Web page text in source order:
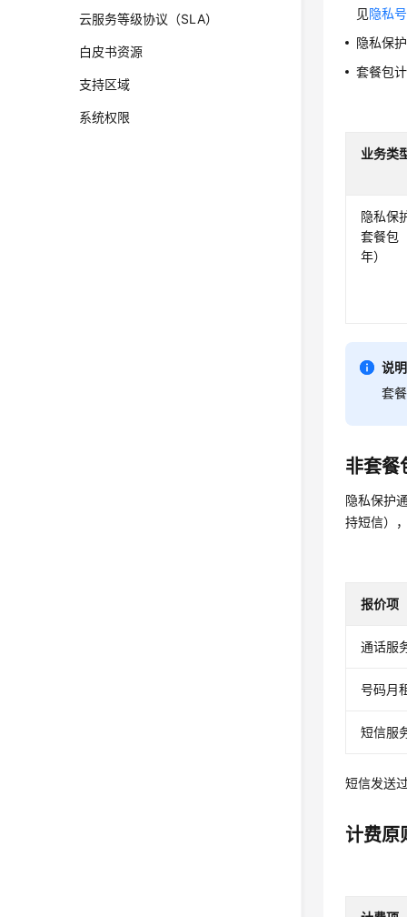
云服务等级协议（SLA）
白皮书资源
支持区域
系统权限
见隐私
隐私保
套餐包
业务类
隐私保
套餐包
年）
说明
套
非套餐
隐私保护
持短信）
报价项
通话服
号码月
短信服
短信发送
计费原